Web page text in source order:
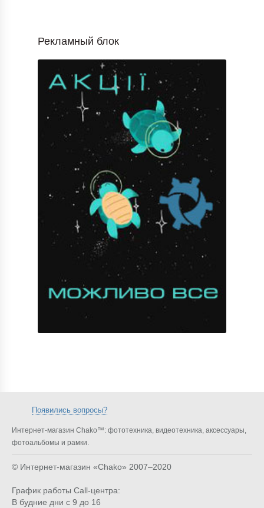
Рекламный блок
Появились вопросы?
Интернет-магазин Chako™: фототехника, видеотехника, аксессуары,
фотоальбомы и рамки.
© Интернет-магазин «Chako» 2007–2020
График работы Call-центра:
В будние дни с 9 до 16